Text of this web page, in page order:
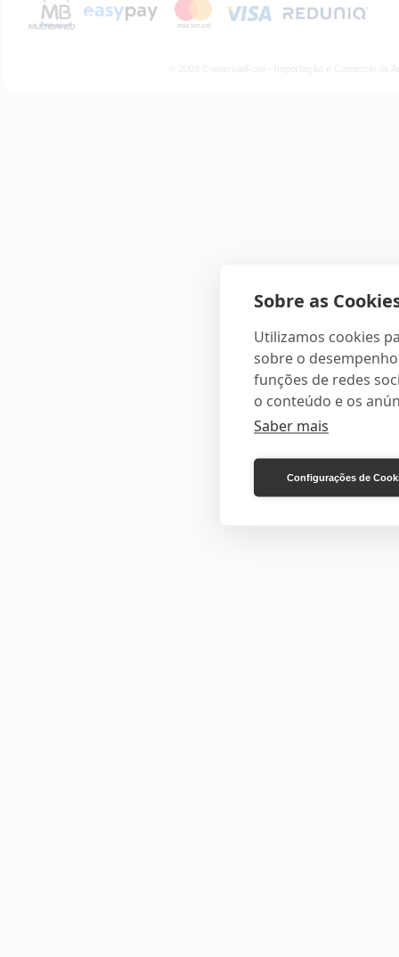
Sobre as
Utilizamos cookies
sobre o
funções de redes
o conteúdo e os
Saber mais
Configurações de